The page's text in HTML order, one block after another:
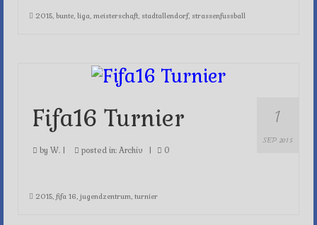
2015, bunte, liga, meisterschaft, stadtallendorf, strassenfussball
1
SEP 2015
Fifa16 Turnier
by W. | posted in: Archiv | 0
2015 fifa 16 jugendzentrum turnier